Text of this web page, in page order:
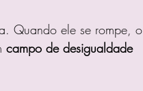
Quando ele se rompe, o
campo de desigualdade